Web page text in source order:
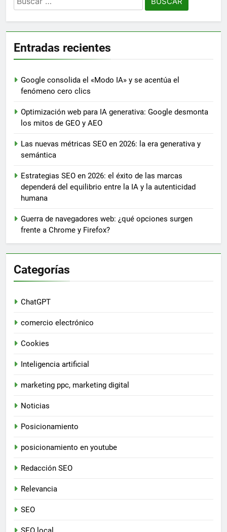
Entradas recientes
Google consolida el «Modo IA» y se acentúa el
fenómeno cero clics
Optimización web para IA generativa: Google desmonta
los mitos de GEO y AEO
Las nuevas métricas SEO en 2026: la era generativa y
semántica
Estrategias SEO en 2026: el éxito de las marcas
dependerá del equilibrio entre la IA y la autenticidad
humana
Guerra de navegadores web: ¿qué opciones surgen
frente a Chrome y Firefox?
Categorías
ChatGPT
comercio electrónico
Cookies
Inteligencia artificial
marketing ppc, marketing digital
Noticias
Posicionamiento
posicionamiento en youtube
Redacción SEO
Relevancia
SEO